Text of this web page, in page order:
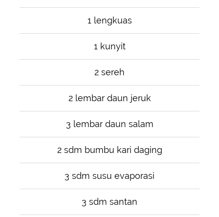
1 lengkuas
1 kunyit
2 sereh
2 lembar daun jeruk
3 lembar daun salam
2 sdm bumbu kari daging
3 sdm susu evaporasi
3 sdm santan